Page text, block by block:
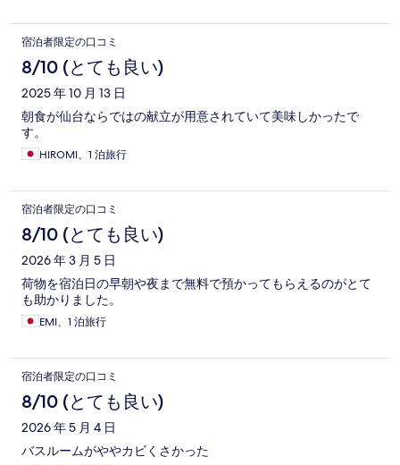
宿泊者限定の口コミ
8/10 (とても良い)
2025 年 10 月 13 日
朝食が仙台ならではの献立が用意されていて美味しかったで
す。
HIROMI、1 泊旅行
宿泊者限定の口コミ
8/10 (とても良い)
2026 年 3 月 5 日
荷物を宿泊日の早朝や夜まで無料で預かってもらえるのがとて
も助かりました。
EMI、1 泊旅行
宿泊者限定の口コミ
8/10 (とても良い)
2026 年 5 月 4 日
バスルームがややカビくさかった